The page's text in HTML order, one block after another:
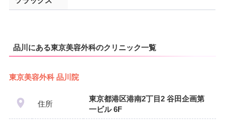
品川にある東京美容外科のクリニック一覧
東京美容外科 品川院
住所
東京都港区港南2丁目2 谷田企画第
一ビル 6F